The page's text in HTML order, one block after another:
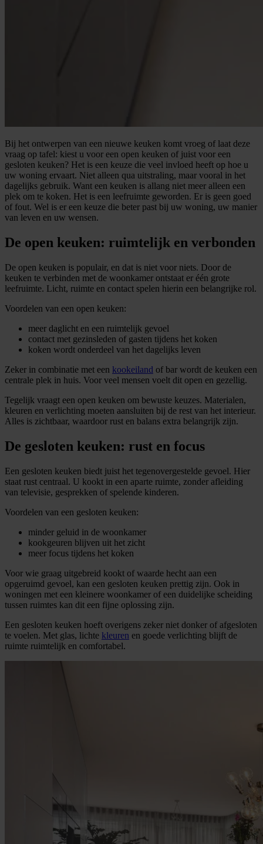
Bij het ontwerpen van een nieuwe keuken komt vroeg of laat deze
vraag op tafel: kiest u voor een open keuken of juist voor een
gesloten keuken? Het is een keuze die veel invloed heeft op hoe u
uw woning ervaart. Niet alleen qua uitstraling, maar vooral in het
dagelijks gebruik. Want een keuken is allang niet meer alleen een
plek om te koken. Het is een leefruimte geworden. Er is geen goed
of fout. Wel is er een keuze die beter past bij uw woning, uw manier
van leven en uw wensen.
De open keuken: ruimtelijk en verbonden
De open keuken is populair, en dat is niet voor niets. Door de
keuken te verbinden met de woonkamer ontstaat er één grote
leefruimte. Licht, ruimte en contact spelen hierin een belangrijke rol.
Voordelen van een open keuken:
meer daglicht en een ruimtelijk gevoel
contact met gezinsleden of gasten tijdens het koken
koken wordt onderdeel van het dagelijks leven
Zeker in combinatie met een kookeiland of bar wordt de keuken een
centrale plek in huis. Voor veel mensen voelt dit open en gezellig.
Tegelijk vraagt een open keuken om bewuste keuzes. Materialen,
kleuren en verlichting moeten aansluiten bij de rest van het interieur.
Alles is zichtbaar, waardoor rust en balans extra belangrijk zijn.
De gesloten keuken: rust en focus
Een gesloten keuken biedt juist het tegenovergestelde gevoel. Hier
staat rust centraal. U kookt in een aparte ruimte, zonder afleiding
van televisie, gesprekken of spelende kinderen.
Voordelen van een gesloten keuken:
minder geluid in de woonkamer
kookgeuren blijven uit het zicht
meer focus tijdens het koken
Voor wie graag uitgebreid kookt of waarde hecht aan een
opgeruimd gevoel, kan een gesloten keuken prettig zijn. Ook in
woningen met een kleinere woonkamer of een duidelijke scheiding
tussen ruimtes kan dit een fijne oplossing zijn.
Een gesloten keuken hoeft overigens zeker niet donker of afgesloten
te voelen. Met glas, lichte kleuren en goede verlichting blijft de
ruimte ruimtelijk en comfortabel.